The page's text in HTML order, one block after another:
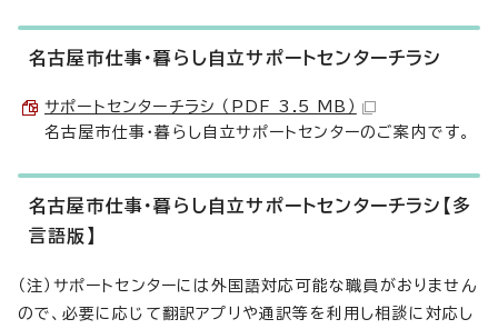
名古屋市仕事・暮らし自立サポートセンターチラシ
サポートセンターチラシ （PDF 3.5 MB）
名古屋市仕事・暮らし自立サポートセンターのご案内です。
名古屋市仕事・暮らし自立サポートセンターチラシ【多
言語版】
（注）サポートセンターには外国語対応可能な職員がおりません
ので、必要に応じて翻訳アプリや通訳等を利用し相談に対応し